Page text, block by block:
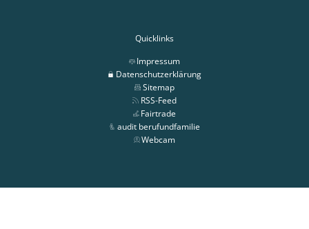
Quicklinks
Impressum
Datenschutzerklärung
Sitemap
RSS-Feed
Fairtrade
audit berufundfamilie
Webcam